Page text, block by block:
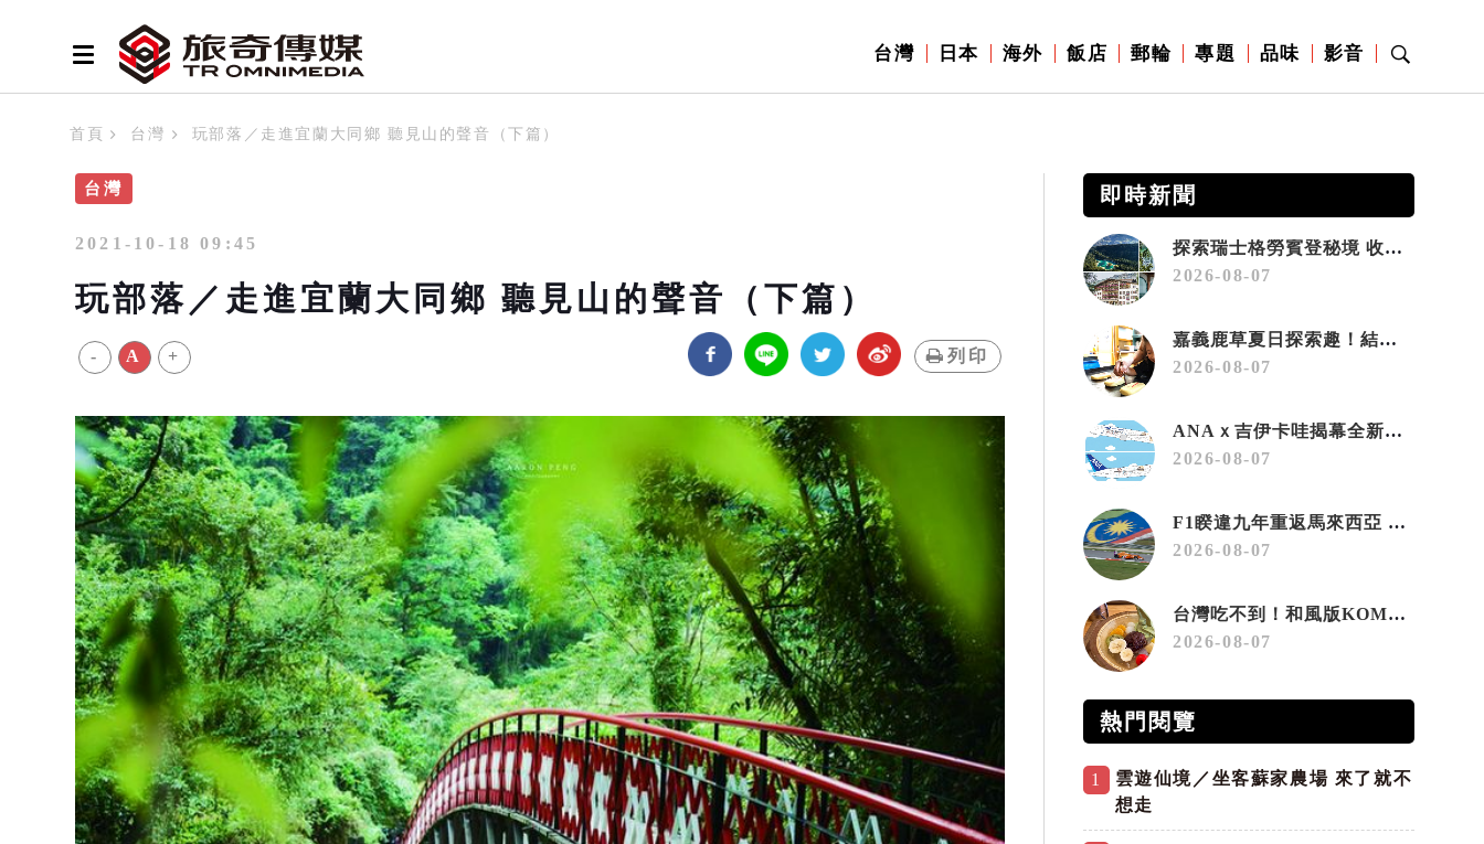
台灣 日本 海外 飯店 郵輪 專題 品味 影音
首頁 台灣 玩部落／走進宜蘭大同鄉 聽見山的聲音（下篇）
台灣
2021-10-18 09:45
玩部落／走進宜蘭大同鄉 聽見山的聲音（下篇）
- A + 列印
即時新聞
探索瑞士格勞賓登秘境 收藏六種阿爾卑斯夏日療癒之旅
2026-08-07
嘉義鹿草夏日探索趣！結合科學、農場與自然的親子小旅行
2026-08-07
ANAｘ吉伊卡哇揭幕全新彩繪機「Chiikawa JET」
2026-08-07
F1睽違九年重返馬來西亞 三大國際賽事打造10月運動旅遊熱潮 賽車、自行車、路跑同週登場
2026-08-07
台灣吃不到！和風版KOMEDA咖啡讓你吃遍名古屋在地美食
2026-08-07
熱門閱覽
1
雲遊仙境／坐客蘇家農場 來了就不
想走